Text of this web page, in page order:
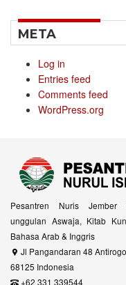
META
Log in
Entries feed
Comments feed
WordPress.org
Pesantren Nuris Jember
unggulan Aswaja, Kitab
Bahasa Arab & Inggris
Jl Pangandaran 48
68125 Indonesia
+62 331 339544